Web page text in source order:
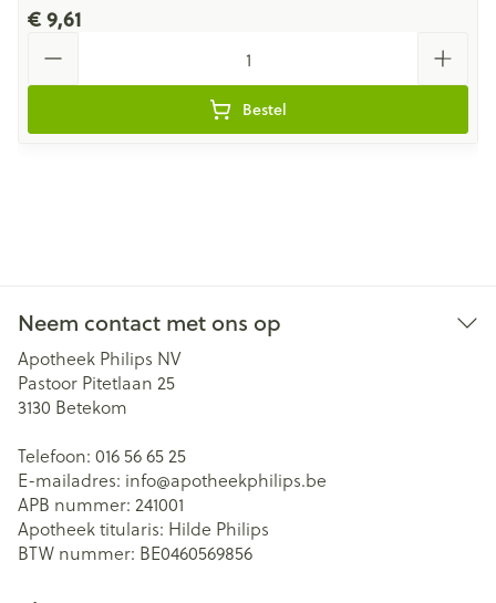
€ 9,61
Bestel
Neem contact met ons op
Apotheek Philips NV
Pastoor Pitetlaan 25
3130 Betekom
Telefoon: 016 56 65 25
E-mailadres: info@apotheekphilips.be
APB nummer: 241001
Apotheek titularis: Hilde Philips
BTW nummer: BE0460569856